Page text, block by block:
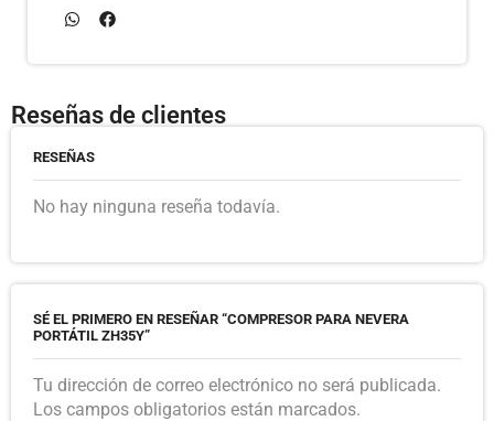
Reseñas de clientes
RESEÑAS
No hay ninguna reseña todavía.
SÉ EL PRIMERO EN RESEÑAR “COMPRESOR PARA NEVERA
PORTÁTIL ZH35Y”
Tu dirección de correo electrónico no será publicada.
Los campos obligatorios están marcados.